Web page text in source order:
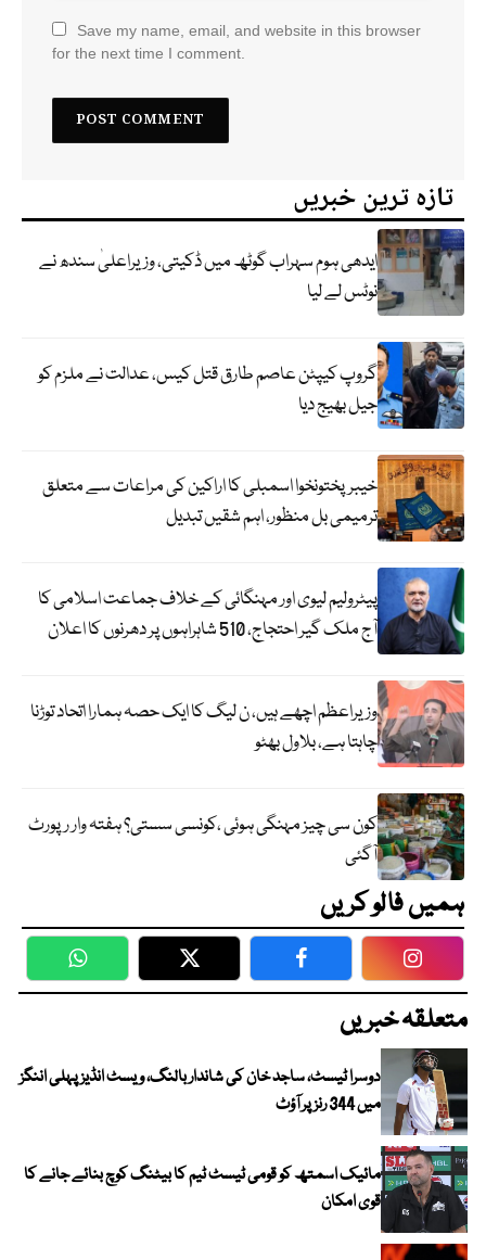
Save my name, email, and website in this browser
for the next time I comment.
تازہ ترین خبریں
ایدھی ہوم سہراب گوٹھ میں ڈکیتی، وزیراعلیٰ سندھ نے
نوٹس لے لیا
گروپ کیپٹن عاصم طارق قتل کیس، عدالت نے ملزم کو
جیل بھیج دیا
خیبرپختونخوا اسمبلی کا اراکین کی مراعات سے متعلق
ترمیمی بل منظور، اہم شقیں تبدیل
پیٹرولیم لیوی اور مہنگائی کے خلاف جماعت اسلامی کا
آج ملک گیر احتجاج، 510 شاہراہوں پر دھرنوں کا اعلان
وزیراعظم اچھے ہیں، ن لیگ کا ایک حصہ ہمارا اتحاد توڑنا
چاہتا ہے، بلاول بھٹو
کون سی چیز مہنگی ہوئی ،کونسی سستی؟ ہفتہ وار رپورٹ
آگئی
ہمیں فالو کریں
WhatsApp Twitter Facebook
متعلقہ خبریں
دوسرا ٹیسٹ، ساجد خان کی شاندار بالنگ، ویسٹ انڈیز پہلی اننگز
میں 344 رنز پر آؤٹ
مائیک اسمتھ کو قومی ٹیسٹ ٹیم کا بیٹنگ کوچ بنائے جانے کا
قوی امکان